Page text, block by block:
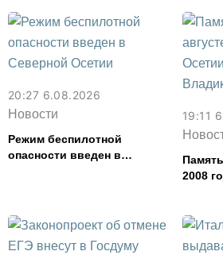
20:27 6.08.2026
Новости
Режим беспилотной
опасности введен в
19:11
2008